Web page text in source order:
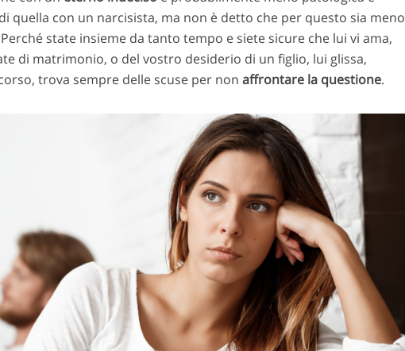
quella con un narcisista, ma non è detto che per questo sia meno
state insieme da tanto tempo e siete sicure che lui vi ama,
di matrimonio, o del vostro desiderio di un figlio, lui glissa,
trova sempre delle scuse per non affrontare la questione.